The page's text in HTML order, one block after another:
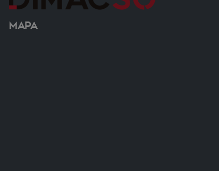
Mapa